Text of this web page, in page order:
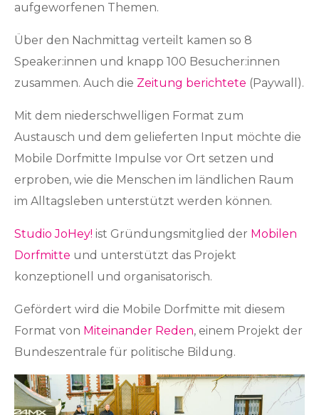
aufgeworfenen Themen.
Über den Nachmittag verteilt kamen so 8
Speaker:innen und knapp 100 Besucher:innen
zusammen. Auch die Zeitung berichtete (Paywall).
Mit dem niederschwelligen Format zum
Austausch und dem gelieferten Input möchte die
Mobile Dorfmitte Impulse vor Ort setzen und
erproben, wie die Menschen im ländlichen Raum
im Alltagsleben unterstützt werden können.
Studio JoHey! ist Gründungsmitglied der Mobilen
Dorfmitte und unterstützt das Projekt
konzeptionell und organisatorisch.
Gefördert wird die Mobile Dorfmitte mit diesem
Format von Miteinander Reden, einem Projekt der
Bundeszentrale für politische Bildung.